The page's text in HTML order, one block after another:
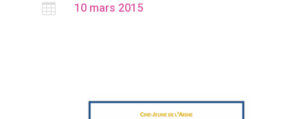
 10 mars 2015